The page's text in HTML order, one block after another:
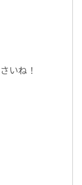
さいね！